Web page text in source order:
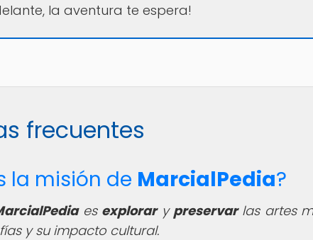
la aventura te espera!
frecuentes
la misión de MarcialPedia?
es explorary preservarlas artes
y su impacto cultural.